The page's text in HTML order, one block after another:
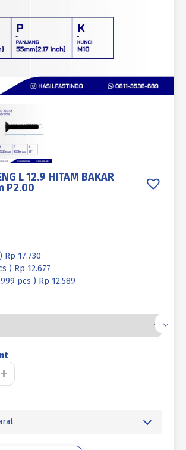
L 12.9 HITAM BAKAR
P2.00
Rp 17.730
) Rp 12.677
pcs ) Rp 12.589
+